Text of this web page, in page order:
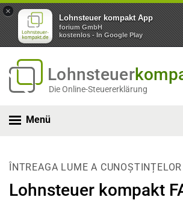
×
Lohnsteuer kompakt App
forium GmbH
kostenlos - In Google Play
Lohnsteuer
Die Online-Steuererklärung
Menü
ÎNTREAGA LUME A
Lohnsteuer kompakt